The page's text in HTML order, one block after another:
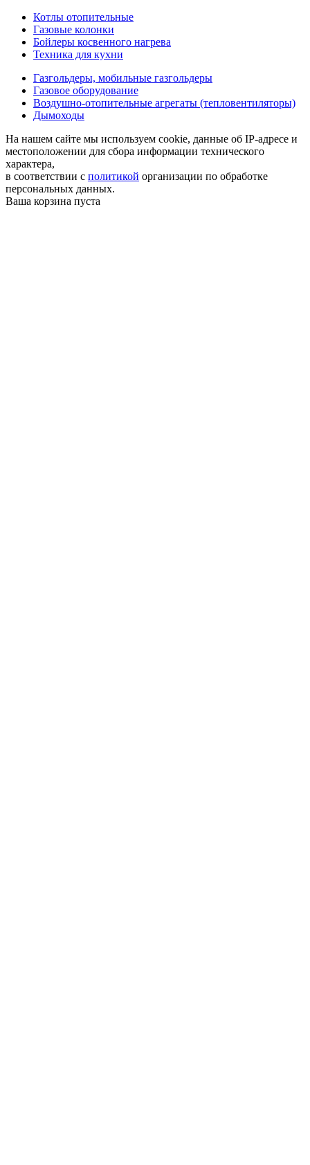
Котлы отопительные
Газовые колонки
Бойлеры косвенного нагрева
Техника для кухни
Газгольдеры, мобильные газгольдеры
Газовое оборудование
Воздушно-отопительные агрегаты (тепловентиляторы)
Дымоходы
На нашем сайте мы используем cookie, данные об IP-адресе и
местоположении для сбора информации технического
характера,
в соответствии с политикой организации по обработке
персональных данных.
Ваша корзина пуста